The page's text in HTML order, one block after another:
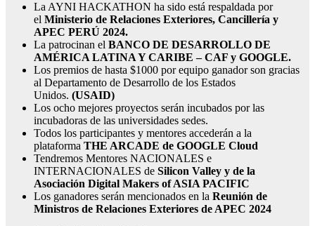
La AYNI HACKATHON ha sido está respaldada por
el Ministerio de Relaciones Exteriores, Cancillería y
APEC PERÚ 2024.
La patrocinan el BANCO DE DESARROLLO DE
AMÉRICA LATINA Y CARIBE – CAF y GOOGLE.
Los premios de hasta $1000 por equipo ganador son gracias
al Departamento de Desarrollo de los Estados
Unidos. (USAID)
Los ocho mejores proyectos serán incubados por las
incubadoras de las universidades sedes.
Todos los participantes y mentores accederán a la
plataforma THE ARCADE de GOOGLE Cloud
Tendremos Mentores NACIONALES e
INTERNACIONALES de Silicon Valley y de la
Asociación Digital Makers of ASIA PACIFIC
Los ganadores serán mencionados en la Reunión de
Ministros de Relaciones Exteriores de APEC 2024